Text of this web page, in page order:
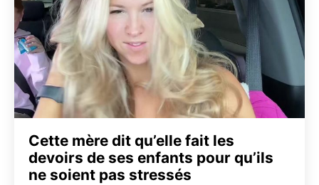
Cette mère dit qu’elle fait les
devoirs de ses enfants pour qu’ils
ne soient pas stressés